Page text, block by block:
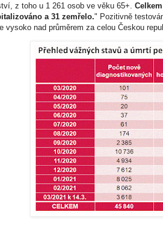
z toho u 1 261 osob ve věku 65+.
a 31 zemřelo." Pozitivně
vysoko nad průměrem za celou Českou